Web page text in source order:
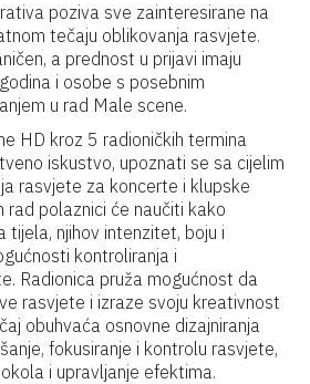
poziva sve zainteresirane na
tečaju oblikovanja rasvjete.
a prednost u prijavi imaju
i osobe s posebnim
u rad Male scene.
HD kroz 5 radioničkih termina
iskustvo, upoznati se sa cijelim
rasvjete za koncerte i klupske
rad polaznici će naučiti kako
tijela, njihov intenzitet, boju i
kontroliranja i
Radionica pruža mogućnost da
rasvjete i izraze svoju kreativnost
obuhvaća osnovne dizajniranja
fokusiranje i kontrolu rasvjete,
i upravljanje efektima.